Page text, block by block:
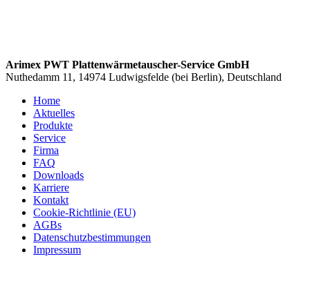
Arimex PWT Plattenwärmetauscher-Service GmbH
Nuthedamm 11, 14974 Ludwigsfelde (bei Berlin), Deutschland
Home
Aktuelles
Produkte
Service
Firma
FAQ
Downloads
Karriere
Kontakt
Cookie-Richtlinie (EU)
AGBs
Datenschutzbestimmungen
Impressum